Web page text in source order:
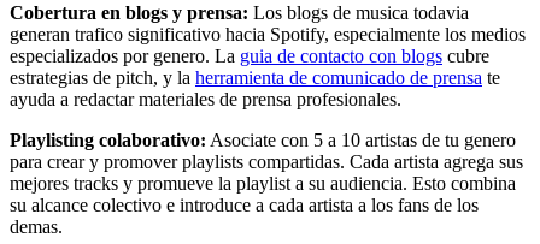
Cobertura en blogs y prensa: Los blogs de musica todavia
generan trafico significativo hacia Spotify, especialmente los medios
especializados por genero. La guia de contacto con blogs cubre
estrategias de pitch, y la herramienta de comunicado de prensa te
ayuda a redactar materiales de prensa profesionales.
Playlisting colaborativo: Asociate con 5 a 10 artistas de tu genero
para crear y promover playlists compartidas. Cada artista agrega sus
mejores tracks y promueve la playlist a su audiencia. Esto combina
su alcance colectivo e introduce a cada artista a los fans de los
demas.